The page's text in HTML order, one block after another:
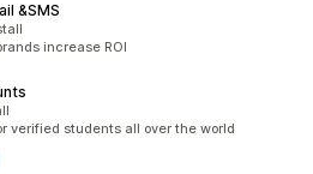
&SMS
increase ROI
verified students all over the world